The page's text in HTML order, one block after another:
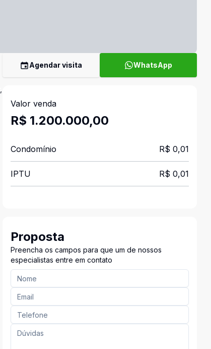
Agendar visita WhatsApp
Valor venda
R$ 1.200.000,00
Condomínio R$ 0,01
IPTU R$ 0,01
Proposta
Preencha os campos para que um de nossos
especialistas entre em contato